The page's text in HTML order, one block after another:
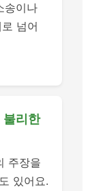
송이나
넘어
불리한
주장을
있어요.